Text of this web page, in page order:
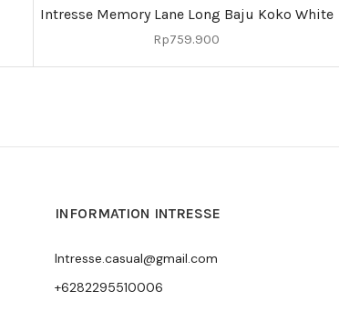
Intresse Memory Lane Long Baju Koko White
Rp759.900
INFORMATION INTRESSE
Intresse.casual@gmail.com
+6282295510006